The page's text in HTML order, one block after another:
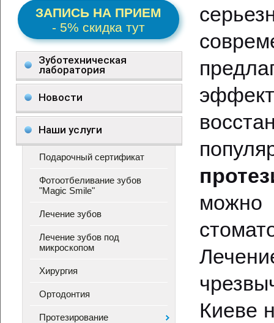
ЗАПИСЬ НА ПРИЕМ
- 5% скидка тут
Зуботехническая
лаборатория
Новости
Наши услуги
Подарочный сертификат
Фотоотбеливание зубов
"Magic Smile"
Лечение зубов
Лечение зубов под
микроскопом
Хирургия
Ортодонтия
Протезирование
можно
Киеве